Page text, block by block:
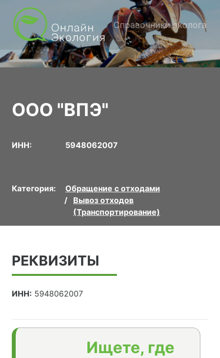
Справочники эколога
ООО "ВПЭ"
ИНН: 5948062007
Категория:
Обращение с отходами
Вывоз отходов
(Транспортирование)
РЕКВИЗИТЫ
ИНН: 5948062007
Ищете, где